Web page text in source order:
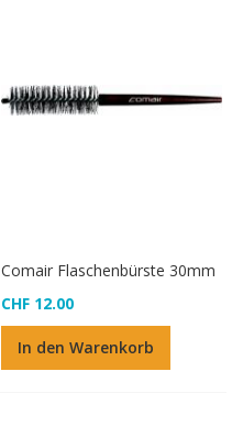
Comair Flaschenbürste 30mm
CHF 12.00
In den Warenkorb